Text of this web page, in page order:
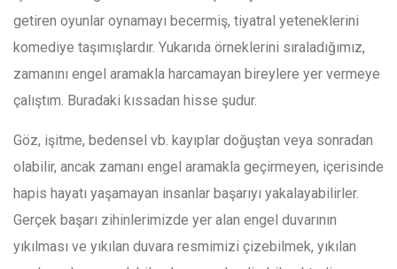
getiren oyunlar oynamayı becermiş, tiyatral yeteneklerini
komediye taşımışlardır. Yukarıda örneklerini sıraladığımız,
zamanını engel aramakla harcamayan bireylere yer vermeye
çalıştım. Buradaki kıssadan hisse şudur.
Göz, işitme, bedensel vb. kayıplar doğuştan veya sonradan
olabilir, ancak zamanı engel aramakla geçirmeyen, içerisinde
hapis hayatı yaşamayan insanlar başarıyı yakalayabilirler.
Gerçek başarı zihinlerimizde yer alan engel duvarının
yıkılması ve yıkılan duvara resmimizi çizebilmek, yıkılan